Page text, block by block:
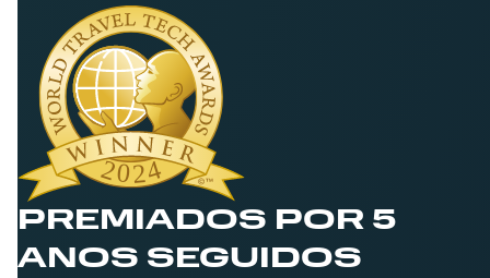
PREMIADOS POR 5
ANOS SEGUIDOS